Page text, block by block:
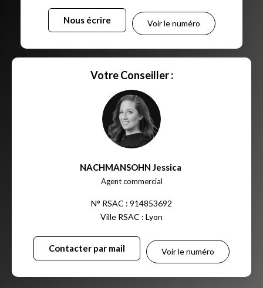
Nous écrire Voir le numéro
Votre Conseiller :
NACHMANSOHN Jessica
Agent commercial
N° RSAC : 914853692
Ville RSAC : Lyon
Contacter par mail Voir le numéro